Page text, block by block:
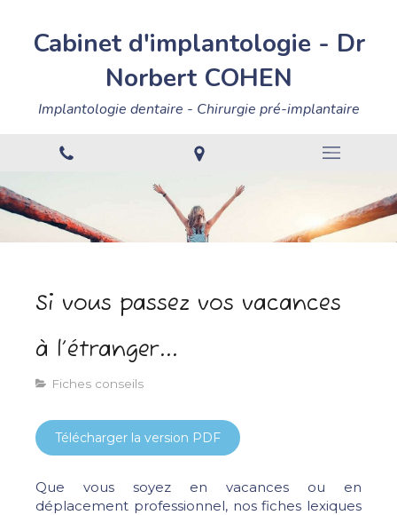
Cabinet d'implantologie - Dr
Norbert COHEN
Implantologie dentaire - Chirurgie pré-implantaire
Si vous passez vos vacances
à l’étranger...
Fiches conseils
Télécharger la version PDF
Que vous soyez en vacances ou en
déplacement professionnel, nos fiches lexiques